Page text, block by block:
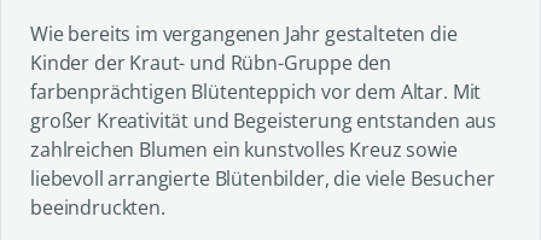
Wie bereits im vergangenen Jahr gestalteten die
Kinder der Kraut- und Rübn-Gruppe den
farbenprächtigen Blütenteppich vor dem Altar. Mit
großer Kreativität und Begeisterung entstanden aus
zahlreichen Blumen ein kunstvolles Kreuz sowie
liebevoll arrangierte Blütenbilder, die viele Besucher
beeindruckten.